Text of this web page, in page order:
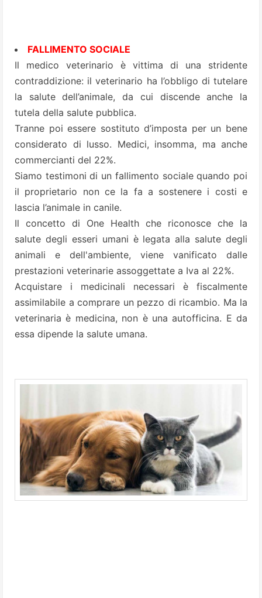
FALLIMENTO SOCIALE
Il medico veterinario è vittima di una stridente
contraddizione: il veterinario ha l’obbligo di tutelare
la salute dell’animale, da cui discende anche la
tutela della salute pubblica.
Tranne poi essere sostituto d’imposta per un bene
considerato di lusso. Medici, insomma, ma anche
commercianti del 22%.
Siamo testimoni di un fallimento sociale quando poi
il proprietario non ce la fa a sostenere i costi e
lascia l’animale in canile.
Il concetto di One Health che riconosce che la
salute degli esseri umani è legata alla salute degli
animali e dell'ambiente, viene vanificato dalle
prestazioni veterinarie assoggettate a Iva al 22%.
Acquistare i medicinali necessari è fiscalmente
assimilabile a comprare un pezzo di ricambio. Ma la
veterinaria è medicina, non è una autofficina. E da
essa dipende la salute umana.